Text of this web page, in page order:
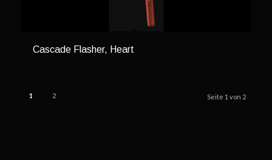
Cascade Flasher, Heart
Seite 1 von 2
1 2